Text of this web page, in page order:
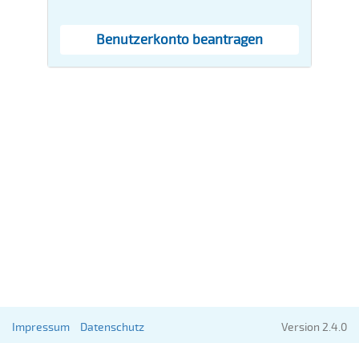
Benutzerkonto beantragen
Impressum Datenschutz Version 2.4.0